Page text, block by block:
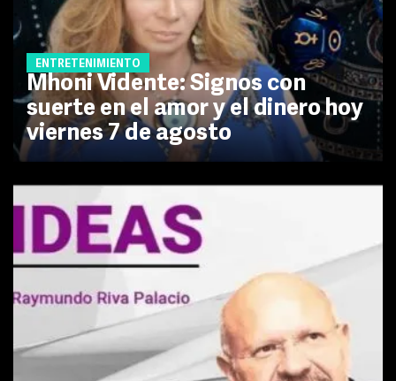
ENTRETENIMIENTO
Mhoni Vidente: Signos con
suerte en el amor y el dinero hoy
viernes 7 de agosto